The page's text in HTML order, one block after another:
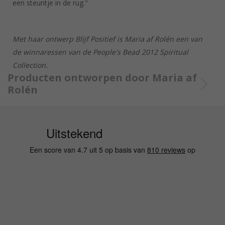
een steuntje in de rug."
Met haar ontwerp Blijf Positief is Maria af Rolén een van
de winnaressen van de People's Bead 2012 Spiritual
Collection.
Producten ontworpen door Maria af
Rolén